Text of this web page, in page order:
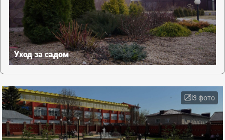
Уход за садом
3 фото